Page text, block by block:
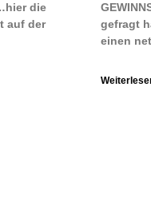
die
auf der
gefragt
einen